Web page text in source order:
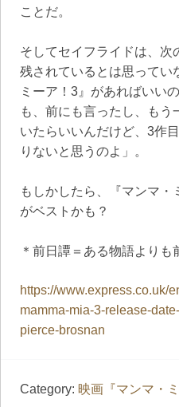
ことだ。
そしてセイフライドは、次
残されているとは思ってい
ミーア！3』があればいい
も、前にも言ったし、もう
いたらいいんだけど、3作
りないと思うのよ」。
もしかしたら、『マンマ
がベストかも？
＊前日譚＝ある物語より
https://www.express.co.uk/
mamma-mia-3-release-
pierce-brosnan
Category: 映画『マンマ・ミ